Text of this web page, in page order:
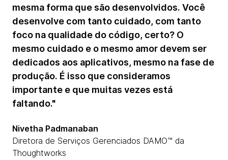
mesma forma que são desenvolvidos. Você
desenvolve com tanto cuidado, com tanto
foco na qualidade do código, certo? O
mesmo cuidado e o mesmo amor devem ser
dedicados aos aplicativos, mesmo na fase de
produção. É isso que consideramos
importante e que muitas vezes está
faltando."
Nivetha Padmanaban
Diretora de Serviços Gerenciados DAMO™ da
Thoughtworks